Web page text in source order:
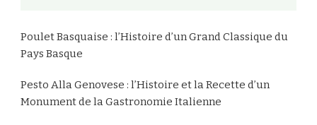
Poulet Basquaise : l’Histoire d’un Grand Classique du
Pays Basque
Pesto Alla Genovese : l’Histoire et la Recette d’un
Monument de la Gastronomie Italienne